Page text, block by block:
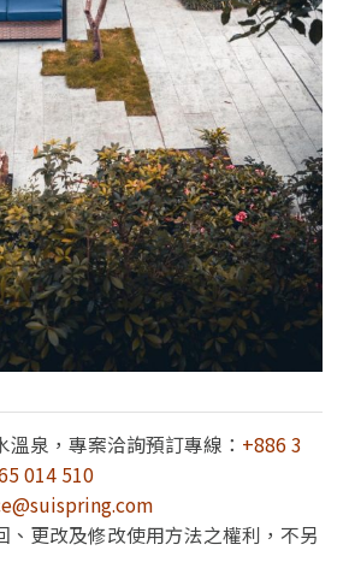
泉，專案洽詢預訂專線： +886 3
014 510
更改及修改使用方法之權利，不另